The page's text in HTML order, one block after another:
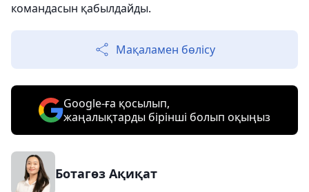
командасын қабылдайды.
Мақаламен бөлісу
Google-ға қосылып,
жаңалықтарды бірінші болып оқыңыз
Ботагөз Ақиқат